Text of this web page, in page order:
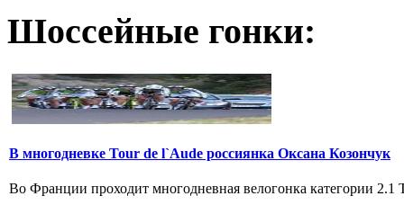
Шоссейные гонки:
В многодневке Tour de l`Aude россиянка Оксана Козончук
Во Франции проходит многодневная велогонка категории